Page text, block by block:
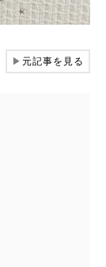
▶元記事を見る